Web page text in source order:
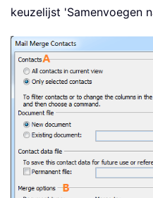
keuzelijst 'Samenvoegen